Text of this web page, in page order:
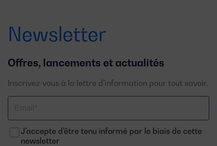
Newsletter
Offres, lancements et actualités
Inscrivez-vous à la lettre d'information pour tout savoir.
J'accepte d'être tenu informé par le biais de cette
newsletter